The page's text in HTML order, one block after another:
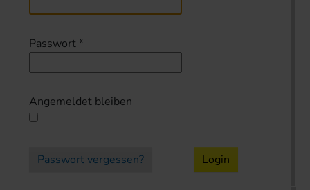
Passwort *
Angemeldet bleiben
Passwort vergessen? Login